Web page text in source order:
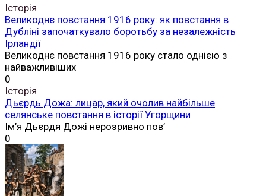
Історія
Великоднє повстання 1916 року: як повстання в
Дубліні започаткувало боротьбу за незалежність
Ірландії
Великоднє повстання 1916 року стало однією з
найважливіших
0
Історія
Дьєрдь Дожа: лицар, який очолив найбільше
селянське повстання в історії Угорщини
Ім’я Дьєрдя Дожі нерозривно пов’
0